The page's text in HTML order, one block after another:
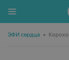
ЭФИ сердца •